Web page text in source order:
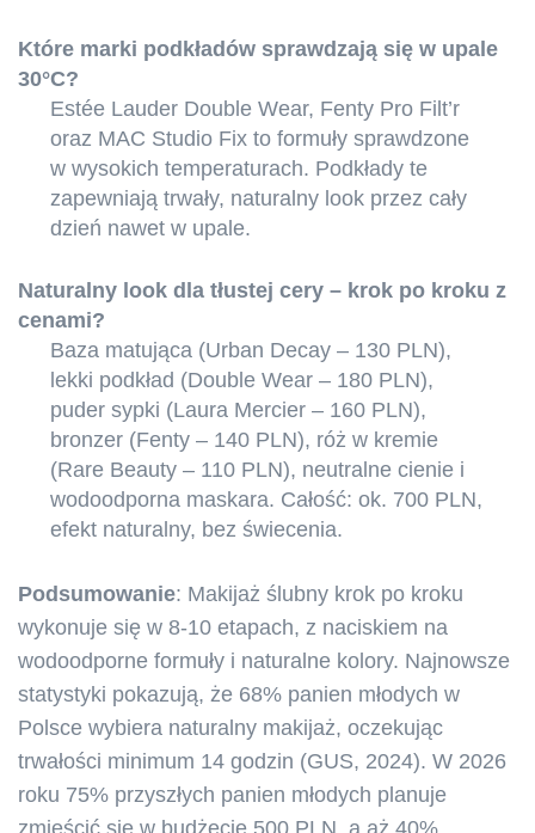
Które marki podkładów sprawdzają się w upale
30°C?
Estée Lauder Double Wear, Fenty Pro Filt’r
oraz MAC Studio Fix to formuły sprawdzone
w wysokich temperaturach. Podkłady te
zapewniają trwały, naturalny look przez cały
dzień nawet w upale.
Naturalny look dla tłustej cery – krok po kroku z
cenami?
Baza matująca (Urban Decay – 130 PLN),
lekki podkład (Double Wear – 180 PLN),
puder sypki (Laura Mercier – 160 PLN),
bronzer (Fenty – 140 PLN), róż w kremie
(Rare Beauty – 110 PLN), neutralne cienie i
wodoodporna maskara. Całość: ok. 700 PLN,
efekt naturalny, bez świecenia.
Podsumowanie: Makijaż ślubny krok po kroku
wykonuje się w 8-10 etapach, z naciskiem na
wodoodporne formuły i naturalne kolory. Najnowsze
statystyki pokazują, że 68% panien młodych w
Polsce wybiera naturalny makijaż, oczekując
trwałości minimum 14 godzin (GUS, 2024). W 2026
roku 75% przyszłych panien młodych planuje
zmieścić się w budżecie 500 PLN, a aż 40%